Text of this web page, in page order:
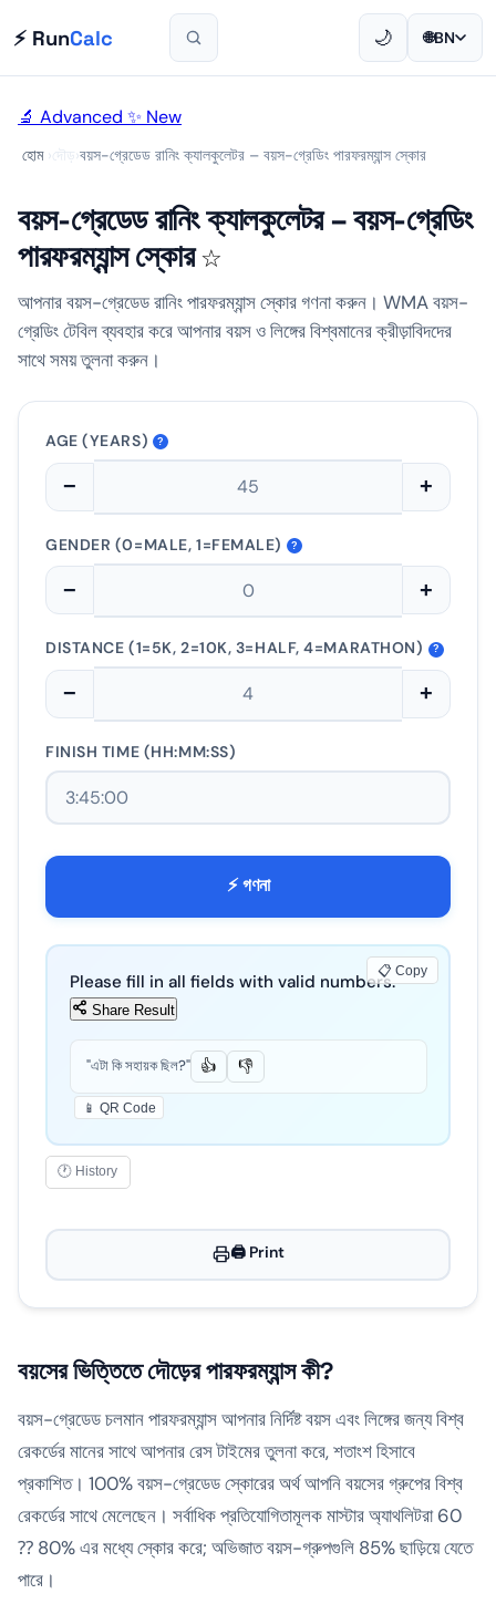
⚡ RunCalc 🌙 🌐BN
🔬 Advanced ✨ New
হোম › দৌড় ›বয়স-গ্রেডেড রানিং ক্যালকুলেটর – বয়স-গ্রেডিং পারফরম্যান্স স্কোর
বয়স-গ্রেডেড রানিং ক্যালকুলেটর – বয়স-গ্রেডিং
পারফরম্যান্স স্কোর ☆
আপনার বয়স-গ্রেডেড রানিং পারফরম্যান্স স্কোর গণনা করুন। WMA বয়স-
গ্রেডিং টেবিল ব্যবহার করে আপনার বয়স ও লিঙ্গের বিশ্বমানের ক্রীড়াবিদদের
সাথে সময় তুলনা করুন।
AGE (YEARS) ?
− +
GENDER (0=MALE, 1=FEMALE) ?
− +
DISTANCE (1=5K, 2=10K, 3=HALF, 4=MARATHON) ?
− +
FINISH TIME (HH:MM:SS)
⚡ গণনা
Please fill in all fields with valid numbers.📋 Copy
Share Result
"এটা কি সহায়ক ছিল?" 👍 👎
📱 QR Code
🕐 History
🖨️ Print
বয়সের ভিত্তিতে দৌড়ের পারফরম্যান্স কী?
বয়স-গ্রেডেড চলমান পারফরম্যান্স আপনার নির্দিষ্ট বয়স এবং লিঙ্গের জন্য বিশ্ব
রেকর্ডের মানের সাথে আপনার রেস টাইমের তুলনা করে, শতাংশ হিসাবে
প্রকাশিত। 100% বয়স-গ্রেডেড স্কোরের অর্থ আপনি বয়সের গ্রুপের বিশ্ব
রেকর্ডের সাথে মেলেছেন। সর্বাধিক প্রতিযোগিতামূলক মাস্টার অ্যাথলিটরা 60
⁇ 80% এর মধ্যে স্কোর করে; অভিজাত বয়স-গ্রুপগুলি 85% ছাড়িয়ে যেতে
পারে।